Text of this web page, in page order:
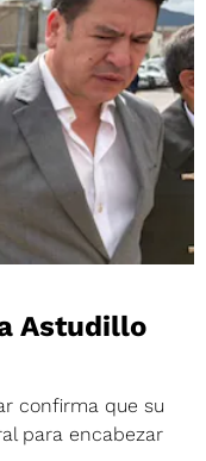
Astudillo
confirma que su
para encabezar